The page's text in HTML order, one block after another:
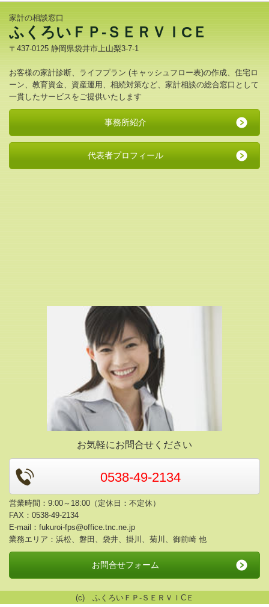
家計の相談窓口
ふくろいＦＰ-ＳＥＲＶＩCＥ
〒437-0125 静岡県袋井市上山梨3-7-1
お客様の家計診断、ライフプラン (キャッシュフロー表)の作成、住宅ロ
ーン、教育資金、資産運用、相続対策など、家計相談の総合窓口として
一貫したサービスをご提供いたします
事務所紹介
代表者プロフィール
お気軽にお問合せください
0538-49-2134
営業時間：9:00～18:00（定休日：不定休）
FAX：0538-49-2134
E-mail： fukuroi-fps@office.tnc.ne.jp
業務エリア：浜松、磐田、袋井、掛川、菊川、御前崎 他
お問合せフォーム
(c) ふくろいＦＰ-ＳＥＲＶＩCＥ